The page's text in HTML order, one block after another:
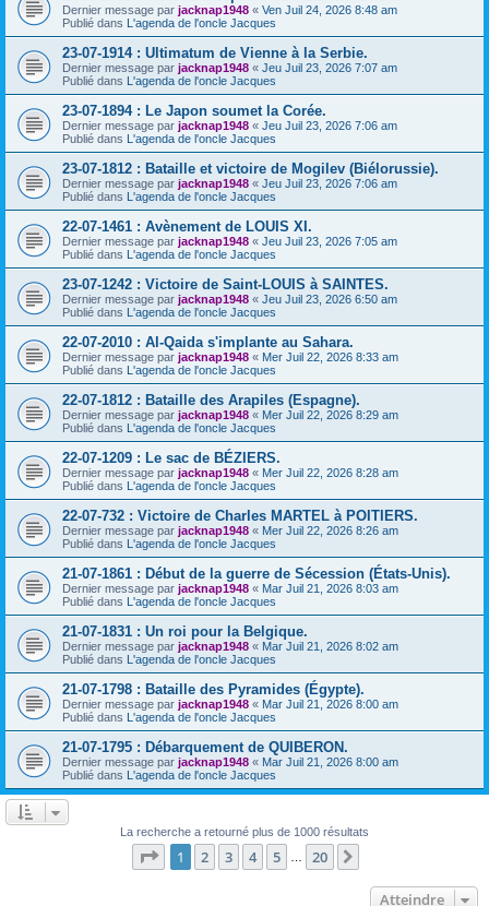
Dernier message par jacknap1948 « Ven Juil 24, 2026 8:48 am
Publié dans L'agenda de l'oncle Jacques
23-07-1914 : Ultimatum de Vienne à la Serbie.
Dernier message par jacknap1948 « Jeu Juil 23, 2026 7:07 am
Publié dans L'agenda de l'oncle Jacques
23-07-1894 : Le Japon soumet la Corée.
Dernier message par jacknap1948 « Jeu Juil 23, 2026 7:06 am
Publié dans L'agenda de l'oncle Jacques
23-07-1812 : Bataille et victoire de Mogilev (Biélorussie).
Dernier message par jacknap1948 « Jeu Juil 23, 2026 7:06 am
Publié dans L'agenda de l'oncle Jacques
22-07-1461 : Avènement de LOUIS XI.
Dernier message par jacknap1948 « Jeu Juil 23, 2026 7:05 am
Publié dans L'agenda de l'oncle Jacques
23-07-1242 : Victoire de Saint-LOUIS à SAINTES.
Dernier message par jacknap1948 « Jeu Juil 23, 2026 6:50 am
Publié dans L'agenda de l'oncle Jacques
22-07-2010 : Al-Qaida s'implante au Sahara.
Dernier message par jacknap1948 « Mer Juil 22, 2026 8:33 am
Publié dans L'agenda de l'oncle Jacques
22-07-1812 : Bataille des Arapiles (Espagne).
Dernier message par jacknap1948 « Mer Juil 22, 2026 8:29 am
Publié dans L'agenda de l'oncle Jacques
22-07-1209 : Le sac de BÉZIERS.
Dernier message par jacknap1948 « Mer Juil 22, 2026 8:28 am
Publié dans L'agenda de l'oncle Jacques
22-07-732 : Victoire de Charles MARTEL à POITIERS.
Dernier message par jacknap1948 « Mer Juil 22, 2026 8:26 am
Publié dans L'agenda de l'oncle Jacques
21-07-1861 : Début de la guerre de Sécession (États-Unis).
Dernier message par jacknap1948 « Mar Juil 21, 2026 8:03 am
Publié dans L'agenda de l'oncle Jacques
21-07-1831 : Un roi pour la Belgique.
Dernier message par jacknap1948 « Mar Juil 21, 2026 8:02 am
Publié dans L'agenda de l'oncle Jacques
21-07-1798 : Bataille des Pyramides (Égypte).
Dernier message par jacknap1948 « Mar Juil 21, 2026 8:00 am
Publié dans L'agenda de l'oncle Jacques
21-07-1795 : Débarquement de QUIBERON.
Dernier message par jacknap1948 « Mar Juil 21, 2026 8:00 am
Publié dans L'agenda de l'oncle Jacques
La recherche a retourné plus de 1000 résultats
Page 1sur20
1 2 3 4 5 20
Atteindre